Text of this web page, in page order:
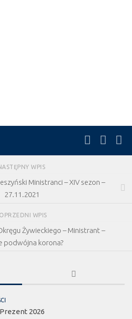
WPIS
Ministranci – XIV sezon –
27.11.2021
WPIS
Żywieckiego – Ministrant –
podwójna korona?
2026